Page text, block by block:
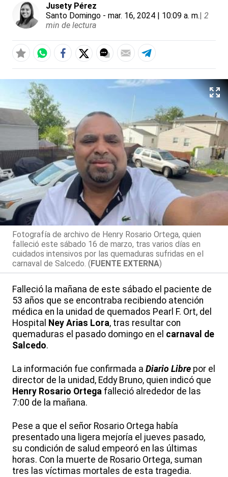
Jusety Pérez
Santo Domingo - mar. 16, 2024 | 10:09 a. m.| 2
min de lectura
Fotografía de archivo de Henry Rosario Ortega, quien
falleció este sábado 16 de marzo, tras varios días en
cuidados intensivos por las quemaduras sufridas en el
carnaval de Salcedo. (FUENTE EXTERNA)
Falleció la mañana de este sábado el paciente de
53 años que se encontraba recibiendo atención
médica en la unidad de quemados Pearl F. Ort, del
Hospital Ney Arias Lora, tras resultar con
quemaduras el pasado domingo en el carnaval de
Salcedo.
La información fue confirmada a Diario Libre por el
director de la unidad, Eddy Bruno, quien indicó que
Henry Rosario Ortega falleció alrededor de las
7:00 de la mañana.
Pese a que el señor Rosario Ortega había
presentado una ligera mejoría el jueves pasado,
su condición de salud empeoró en las últimas
horas. Con la muerte de Rosario Ortega, suman
tres las víctimas mortales de esta tragedia.